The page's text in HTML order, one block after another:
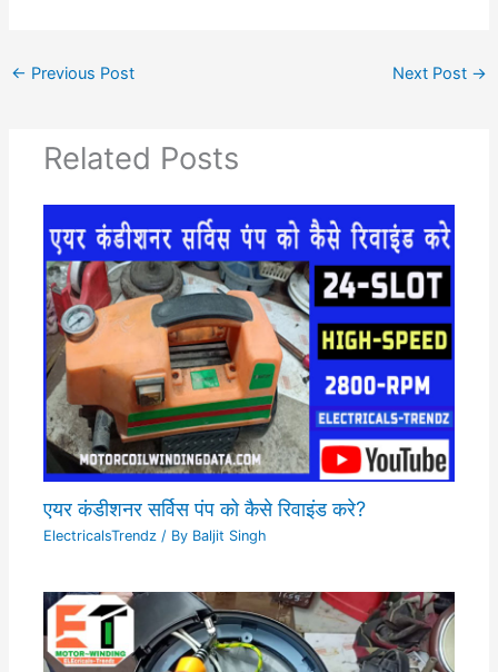
← Previous Post Next Post →
Related Posts
एयर कंडीशनर सर्विस पंप को कैसे रिवाइंड करे?
ElectricalsTrendz / By Baljit Singh